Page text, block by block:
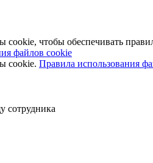
чтобы обеспечивать
файлов cookie
cookie. Правила использования
сотрудника